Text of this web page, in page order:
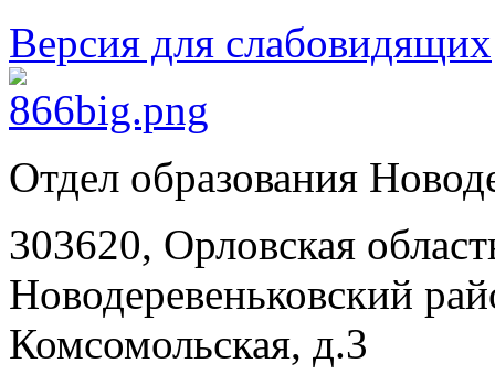
Версия для слабовидящих
Отдел образования
303620, Орловская
Новодеревеньковский
Комсомольская, д.3